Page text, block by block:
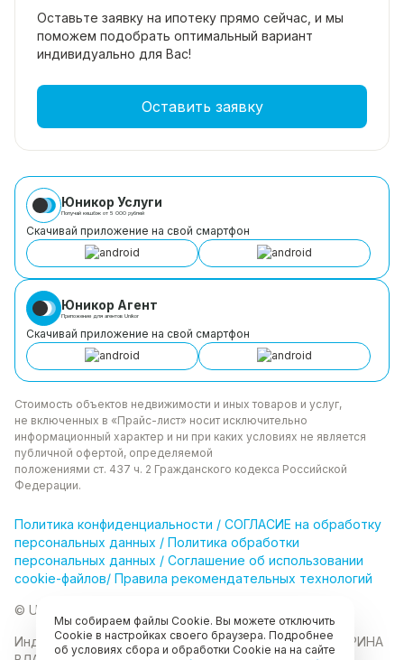
Оставьте заявку на ипотеку прямо сейчас, и мы
поможем подобрать оптимальный вариант
индивидуально для Вас!
Оставить заявку
Юникор Услуги
Получай кешбэк от 5 000 рублей
Скачивай приложение на свой смартфон
Юникор Агент
Приложение для агентов Unikor
Скачивай приложение на свой смартфон
Стоимость объектов недвижимости и иных товаров и услуг,
не включенных в «Прайс-лист» носит исключительно
информационный характер и ни при каких условиях не является
публичной офертой, определяемой
положениями ст. 437 ч. 2 Гражданского кодекса Российской
Федерации.
Политика конфиденциальности / СОГЛАСИЕ на обработку
персональных данных / Политика обработки
персональных данных / Соглашение об использовании
cookie-файлов/ Правила рекомендательных технологий
© Unikor 2026
Индивидуальный предприниматель КОЛОМАСОВА ИРИНА
Мы собираем файлы Cookie. Вы можете отключить
Cookie в настройках своего браузера. Подробнее
об условиях сбора и обработки Cookie на на сайте